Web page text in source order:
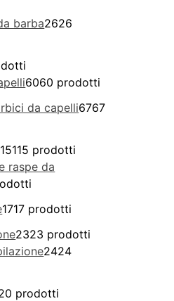
barba2626
6060 prodotti
da capelli6767
115 prodotti
raspe da
1717 prodotti
2323 prodotti
2424
prodotti